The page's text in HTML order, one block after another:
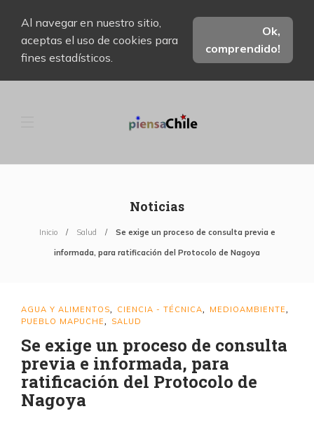
Al navegar en nuestro sitio,
aceptas el uso de cookies para
fines estadísticos.
Ok,
comprendido!
Noticias
Inicio Salud Se exige un proceso de consulta previa e
informada, para ratificación del Protocolo de Nagoya
AGUA Y ALIMENTOS CIENCIA - TÉCNICA MEDIOAMBIENTE
PUEBLO MAPUCHE SALUD
Se exige un proceso de consulta
previa e informada, para
ratificación del Protocolo de
Nagoya